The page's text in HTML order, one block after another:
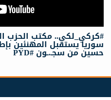
#كركي_لكي.. مكتب الحزب
سوريا يستقبل المهنئين
حسين من سجـ.ـون #PYD